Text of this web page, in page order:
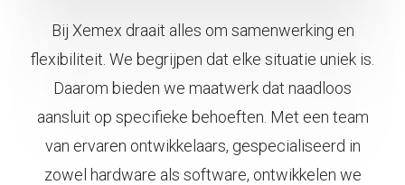
Bij Xemex draait alles om samenwerking en
flexibiliteit. We begrijpen dat elke situatie uniek is.
Daarom bieden we maatwerk dat naadloos
aansluit op specifieke behoeften. Met een team
van ervaren ontwikkelaars, gespecialiseerd in
zowel hardware als software, ontwikkelen we